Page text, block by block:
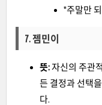
"주말만
7. 젬민이
뜻:자신의 주관
든 결정과 선택
다.